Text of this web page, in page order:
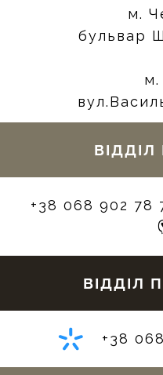
м.
бульвар
м.
+38 068 902
ВІДДІЛ
+38